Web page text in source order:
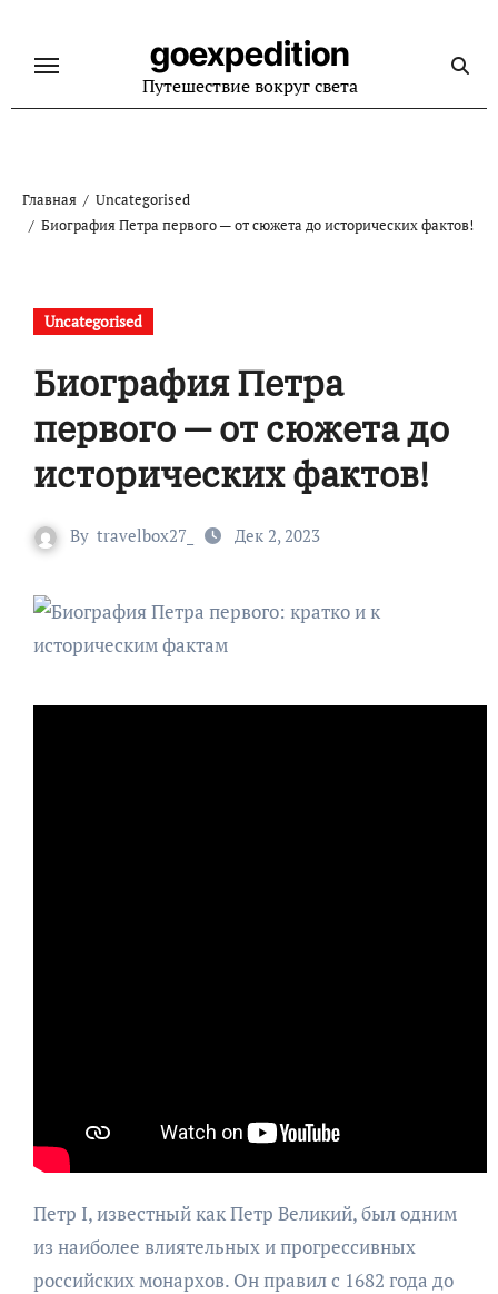
содержанию
goexpedition
Путешествие вокруг света
Главная
Uncategorised
Биография Петра первого — от сюжета до исторических фактов!
Uncategorised
Биография Петра
первого — от сюжета до
исторических фактов!
By travelbox27_ Дек 2, 2023
Петр I, известный как Петр Великий, был одним
из наиболее влиятельных и прогрессивных
российских монархов. Он правил с 1682 года до